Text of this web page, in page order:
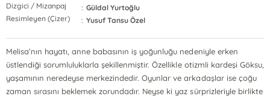
Dizgici / Mizanpaj
: Güldal Yurtoğlu
Resimleyen (Çizer)
: Yusuf Tansu Özel
Melisa’nın hayatı, anne babasının iş yoğunluğu nedeniyle erken
üstlendiği sorumluluklarla şekillenmiştir. Özellikle otizmli kardeşi Göksu,
yaşamının neredeyse merkezindedir. Oyunlar ve arkadaşlar ise çoğu
zaman sırasını beklemek zorundadır. Neyse ki yaz sürprizleriyle birlikte